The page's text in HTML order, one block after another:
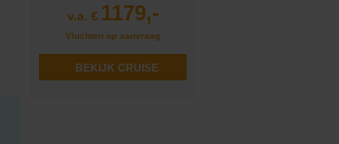
v.a. € 1179,-
Vluchten op aanvraag
BEKIJK CRUISE